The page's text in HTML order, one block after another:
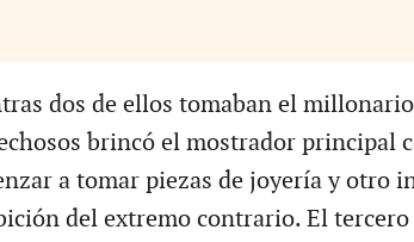
dos de ellos tomaban el
brincó el mostrador principal
a tomar piezas de joyería y otro
del extremo contrario. El tercero